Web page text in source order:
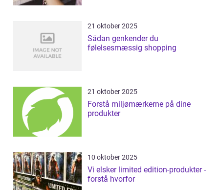
21 oktober 2025
Sådan genkender du
følelsesmæssig shopping
21 oktober 2025
Forstå miljømærkerne på dine
produkter
10 oktober 2025
Vi elsker limited edition-produkter -
forstå hvorfor